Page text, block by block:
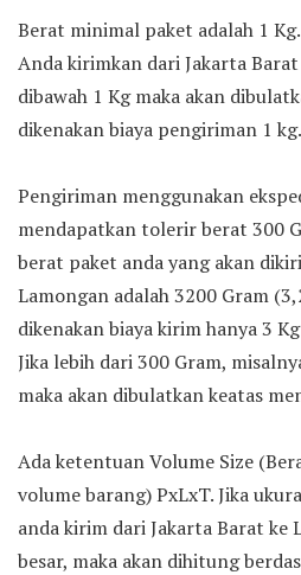
Berat minimal paket adalah 1
Anda kirimkan dari Jakarta
dibawah 1 Kg maka akan
dikenakan biaya pengiriman 1 kg.
Pengiriman menggunakan
mendapatkan tolerir berat 300
berat paket anda yang akan
Lamongan adalah 3200 Gram
dikenakan biaya kirim hanya 3
Jika lebih dari 300 Gram,
maka akan dibulatkan keatas
Ada ketentuan Volume Size
volume barang) PxLxT. Jika
anda kirim dari Jakarta Barat ke
besar, maka akan dihitung